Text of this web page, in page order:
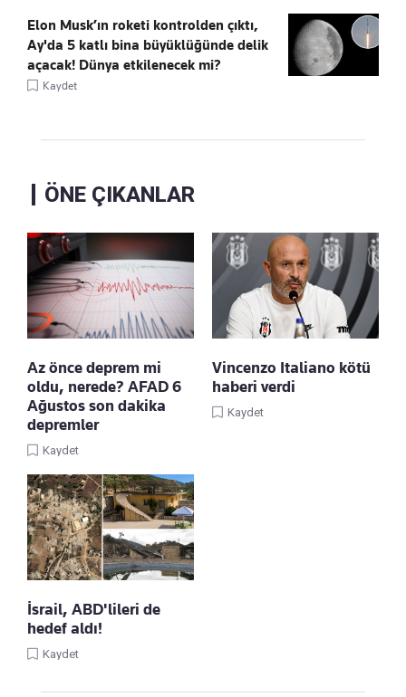
Elon Musk’ın roketi kontrolden çıktı,
Ay'da 5 katlı bina büyüklüğünde delik
açacak! Dünya etkilenecek mi?
Kaydet
ÖNE ÇIKANLAR
Az önce deprem mi
oldu, nerede? AFAD 6
Ağustos son dakika
depremler
Kaydet
Vincenzo Italiano kötü
haberi verdi
Kaydet
İsrail, ABD'lileri de
hedef aldı!
Kaydet